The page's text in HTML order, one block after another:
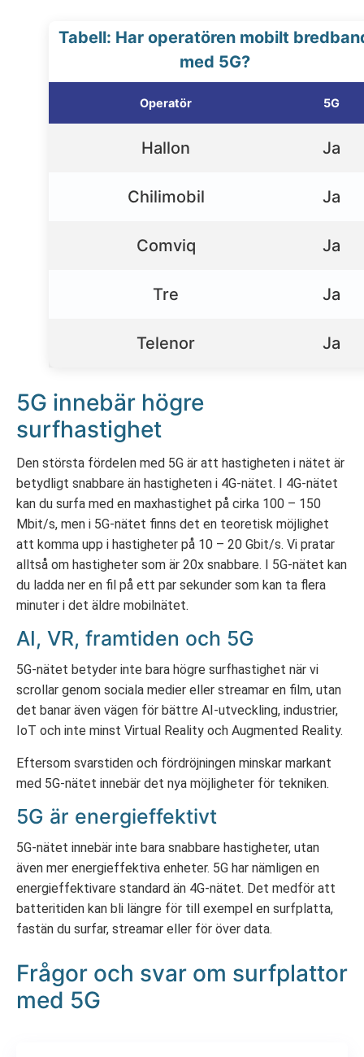
Tabell: Har operatören mobilt
med 5G?
Operatör 5G
Hallon Ja
Chilimobil Ja
Comviq Ja
Tre Ja
Telenor Ja
5G innebär högre
surfhastighet
Den största fördelen med 5G är att hastigheten i nätet är
betydligt snabbare än hastigheten i 4G-nätet. I 4G-nätet
kan du surfa med en maxhastighet på cirka 100 – 150
Mbit/s, men i 5G-nätet finns det en teoretisk möjlighet
att komma upp i hastigheter på 10 – 20 Gbit/s. Vi pratar
alltså om hastigheter som är 20x snabbare. I 5G-nätet kan
du ladda ner en fil på ett par sekunder som kan ta flera
minuter i det äldre mobilnätet.
AI, VR, framtiden och 5G
5G-nätet betyder inte bara högre surfhastighet när vi
scrollar genom sociala medier eller streamar en film, utan
det banar även vägen för bättre AI-utveckling, industrier,
IoT och inte minst Virtual Reality och Augmented Reality.
Eftersom svarstiden och fördröjningen minskar markant
med 5G-nätet innebär det nya möjligheter för tekniken.
5G är energieffektivt
5G-nätet innebär inte bara snabbare hastigheter, utan
även mer energieffektiva enheter. 5G har nämligen en
energieffektivare standard än 4G-nätet. Det medför att
batteritiden kan bli längre för till exempel en surfplatta,
fastän du surfar, streamar eller för över data.
Frågor och svar om surfplattor
med 5G